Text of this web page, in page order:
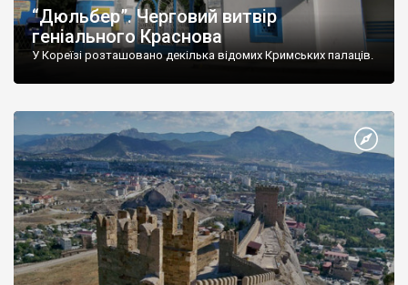
“Дюльбер”. Черговий витвір
геніального Краснова
У Кореїзі розташовано декілька відомих Кримських палаців.